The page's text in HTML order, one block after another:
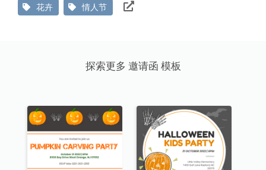
花卉 情人节
探索更多 邀请函 模板